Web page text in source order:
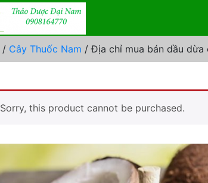
/ Cây Thuốc Nam / Địa chỉ mua bán dầu dừa
Sorry, this product cannot be purchased.